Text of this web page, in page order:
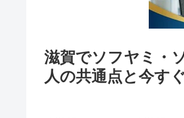
滋賀でソフヤミ・
人の共通点と今す